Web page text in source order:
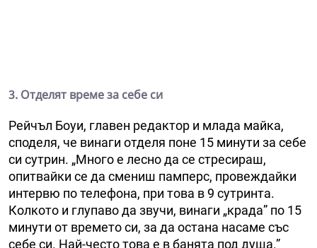
3. Отделят време за себе си
Рейчъл Боуи, главен редактор и млада майка,
споделя, че винаги отделя поне 15 минути за себе
си сутрин. „Много е лесно да се стресираш,
опитвайки се да смениш памперс, провеждайки
интервю по телефона, при това в 9 сутринта.
Колкото и глупаво да звучи, винаги „крада” по 15
минути от времето си, за да остана насаме със
себе си. Най-често това е в банята под душа.”